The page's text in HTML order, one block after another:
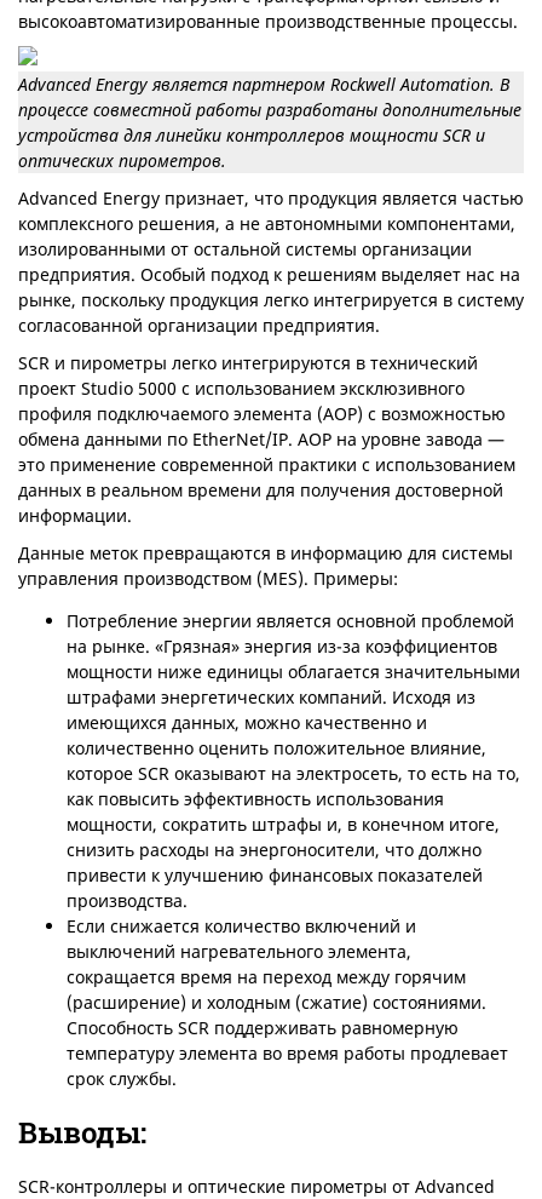
высокоавтоматизированные производственные процессы.
Advanced Energy является партнером Rockwell Automation. В
процессе совместной работы разработаны дополнительные
устройства для линейки контроллеров мощности SCR и
оптических пирометров.
Advanced Energy признает, что продукция является частью
комплексного решения, а не автономными компонентами,
изолированными от остальной системы организации
предприятия. Особый подход к решениям выделяет нас на
рынке, поскольку продукция легко интегрируется в систему
согласованной организации предприятия.
SCR и пирометры легко интегрируются в технический
проект Studio 5000 с использованием эксклюзивного
профиля подключаемого элемента (AOP) с возможностью
обмена данными по EtherNet/IP. AOP на уровне завода —
это применение современной практики с использованием
данных в реальном времени для получения достоверной
информации.
Данные меток превращаются в информацию для системы
управления производством (MES). Примеры:
Потребление энергии является основной проблемой
на рынке. «Грязная» энергия из-за коэффициентов
мощности ниже единицы облагается значительными
штрафами энергетических компаний. Исходя из
имеющихся данных, можно качественно и
количественно оценить положительное влияние,
которое SCR оказывают на электросеть, то есть на то,
как повысить эффективность использования
мощности, сократить штрафы и, в конечном итоге,
снизить расходы на энергоносители, что должно
привести к улучшению финансовых показателей
производства.
Если снижается количество включений и
выключений нагревательного элемента,
сокращается время на переход между горячим
(расширение) и холодным (сжатие) состояниями.
Способность SCR поддерживать равномерную
температуру элемента во время работы продлевает
срок службы.
Выводы:
SCR-контроллеры и оптические пирометры от Advanced